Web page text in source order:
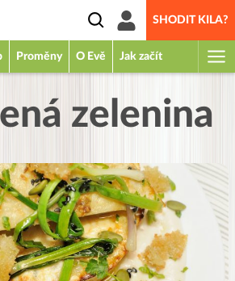
SHODIT KILA?
Proměny O Evě Jak začít
zelenina